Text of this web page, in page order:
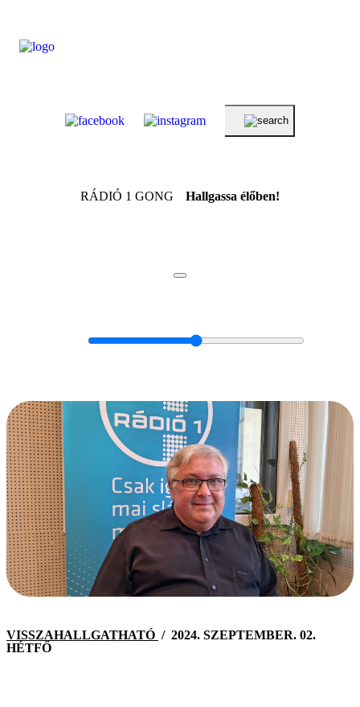
RÁDIÓ 1 GONG Hallgassa élőben!
VISSZAHALLGATHATÓ / 2024. SZEPTEMBER. 02.
HÉTFŐ